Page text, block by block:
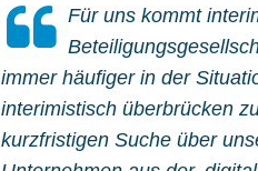
Für uns kommt
immer häufiger in der
interimistisch überbrücken
kurzfristigen Suche über